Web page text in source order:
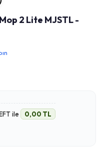
2 Lite MJSTL -
ile 0,00 TL